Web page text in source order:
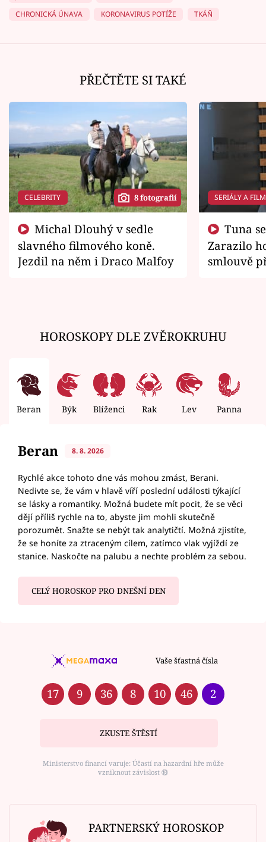
CHRONICKÁ ÚNAVA
KORONAVIRUS POTÍŽE TKÁŇ
PŘEČTĚTE SI TAKÉ
CELEBRITY 8 fotografií
slavného filmového koně.
Jezdil na něm i Draco Malfoy
SERIÁLY A
Zarazilo
smlouvě
HOROSKOPY DLE ZVĚROKRUHU
Beran Býk Blíženci Rak Lev Panna
Beran 8. 8. 2026
Rychlé akce tohoto dne vás mohou zmást, Berani.
Nedivte se, že vám v hlavě víří poslední události týkající
se lásky a romantiky. Možná budete mít pocit, že se věci
dějí příliš rychle na to, abyste jim mohli skutečně
porozumět. Snažte se nebýt tak analytičtí. Možná zjistíte,
že se honíte za ztraceným cílem, zatímco vlak vyjíždí ze
stanice. Naskočte na palubu a nechte problém za sebou.
CELÝ HOROSKOP PRO DNEŠNÍ DEN
Vaše šťastná čísla
17 9 36 8 10 46 2
ZKUSTE ŠTĚSTÍ
Ministerstvo financí varuje: Účastí na hazardní hře může
vzniknout závislost ⑱
PARTNERSKÝ HOROSKOP